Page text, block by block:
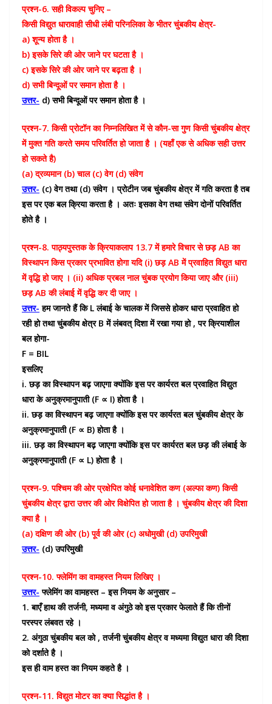
प्रश्न-6. सही विकल्प चुनिए –
किसी विद्युत धारावाही सीधी लंबी परिनलिका के भीतर चुंबकीय क्षेत्र-
a) शून्य होता है ।
b) इसके सिरे की ओर जाने पर घटता है ।
c) इसके सिरे की ओर जाने पर बढ़ता है ।
d) सभी बिन्दूओं पर समान होता है ।
उत्तर- d) सभी बिन्दूओं पर समान होता है ।
प्रश्न-7. किसी प्रोटॉन का निम्नलिखित में से कौन-सा गुण किसी चुंबकीय क्षेत्र
में मुक्त गति करते समय परिवर्तित हो जाता है । (यहाँ एक से अधिक सही उत्तर
हो सकते है)
(a) द्रव्यमान (b) चाल (c) वेग (d) संवेग
उत्तर- (c) वेग तथा (d) संवेग । प्रोटीन जब चुंबकीय क्षेत्र में गति करता है तब
इस पर एक बल क्रिया करता है । अतः इसका वेग तथा संवेग दोनों परिवर्तित
होते है ।
प्रश्न-8. पाठ्यपुस्तक के क्रियाकलाप 13.7 में हमारे विचार से छड़ AB का
विस्थापन किस प्रकार प्रभावित होगा यदि (i) छड़ AB में प्रवाहित विद्युत धारा
में वृद्धि हो जाए । (ii) अधिक प्रबल नाल चुंबक प्रयोग किया जाए और (iii)
छड़ AB की लंबाई में वृद्धि कर दी जाए ।
उत्तर- हम जानते हैं कि L लंबाई के चालक में जिससे होकर धारा प्रवाहित हो
रही हो तथा चुंबकीय क्षेत्र B में लंबवत् दिशा में रखा गया हो , पर क्रियाशील
बल होगा-
F = BIL
इसलिए
i. छड़ का विस्थापन बढ़ जाएगा क्योंकि इस पर कार्यरत बल प्रवाहित विद्युत
धारा के अनुक्रमानुपाती (F ∝ I) होता है ।
ii. छड़ का विस्थापन बढ़ जाएगा क्योंकि इस पर कार्यरत बल चुंबकीय क्षेत्र के
अनुक्रमानुपाती (F ∝ B) होता है ।
iii. छड़ का विस्थापन बढ़ जाएगा क्योंकि इस पर कार्यरत बल छड़ की लंबाई के
अनुक्रमानुपाती (F ∝ L) होता है ।
प्रश्न-9. पश्चिम की ओर प्रक्षेपित कोई धनावेशित कण (अल्फा कण) किसी
चुंबकीय क्षेत्र द्वारा उत्तर की ओर विक्षेपित हो जाता है । चुंबकीय क्षेत्र की दिशा
क्या है ।
(a) दक्षिण की ओर (b) पूर्व की ओर (c) अधोमुखी (d) उपरिमुखी
उत्तर- (d) उपरिमुखी
प्रश्न-10. फ्लेमिंग का वामहस्त नियम लिखिए ।
उत्तर- फ्लेमिंग का वामहस्त – इस नियम के अनुसार –
1. बाएँ हाथ की तर्जनी, मध्यमा व अंगुठे को इस प्रकार फेलाते हैं कि तीनों
परस्पर लंबवत रहे ।
2. अंगुठा चुंबकीय बल को , तर्जनी चुंबकीय क्षेत्र व मध्यमा विद्युत धारा की दिशा
को दर्शाते है ।
इस ही वाम हस्त का नियम कहते है ।
प्रश्न-11. विद्युत मोटर का क्या सिद्धांत है ।